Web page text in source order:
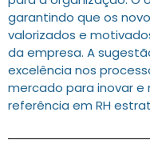
garantindo que os
valorizados e
da empresa. A
excelência nos
mercado para inovar
referência em RH